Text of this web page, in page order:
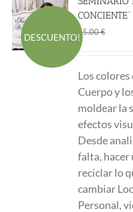
DESCUENTO!55.00€
era:
Los colores
Cuerpo y
moldear la
efectos
Desde
falta, hacer
reciclar lo
cambiar
Personal,